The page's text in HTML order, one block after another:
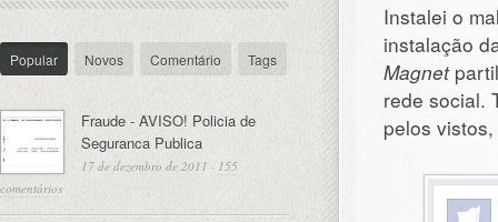
Instalei o
instalação
Magnet
rede social.
pelos
Popular Novos Comentário Tags
Fraude - AVISO! Policia de
Seguranca Publica
17 de dezembro de 2011 · 155
comentários